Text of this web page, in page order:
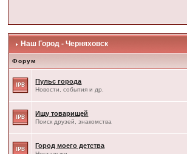
Наш Город - Черняховск
Форум
Пульс города
Новости, события и др.
Ищу товарищей
Поиск друзей, знакомства
Город моего детства